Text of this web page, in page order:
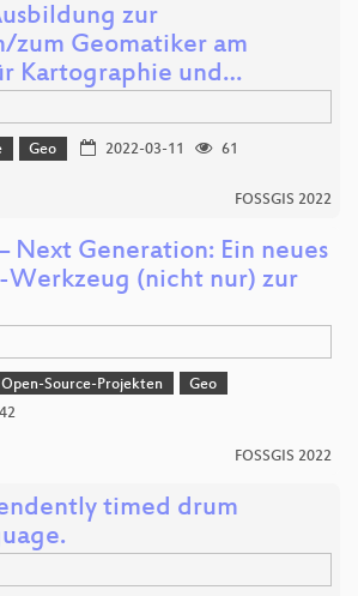
zur
zum Geomatiker am
Kartographie und…
Geo 2022-03-11
61
FOSSGIS 2022
Next Generation: Ein neues
Werkzeug (nicht nur) zur
Source-Projekten
Geo
FOSSGIS 2022
timed drum